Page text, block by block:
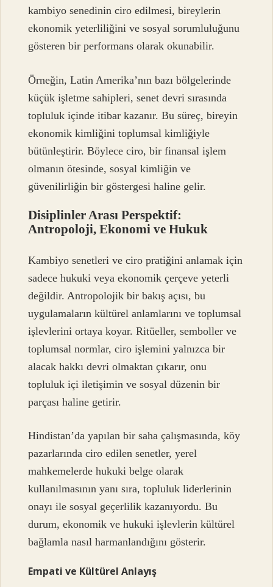
kambiyo senedinin ciro edilmesi, bireylerin
ekonomik yeterliliğini ve sosyal sorumluluğunu
gösteren bir performans olarak okunabilir.
Örneğin, Latin Amerika’nın bazı bölgelerinde
küçük işletme sahipleri, senet devri sırasında
topluluk içinde itibar kazanır. Bu süreç, bireyin
ekonomik kimliğini toplumsal kimliğiyle
bütünleştirir. Böylece ciro, bir finansal işlem
olmanın ötesinde, sosyal kimliğin ve
güvenilirliğin bir göstergesi haline gelir.
Disiplinler Arası Perspektif:
Antropoloji, Ekonomi ve Hukuk
Kambiyo senetleri ve ciro pratiğini anlamak için
sadece hukuki veya ekonomik çerçeve yeterli
değildir. Antropolojik bir bakış açısı, bu
uygulamaların kültürel anlamlarını ve toplumsal
işlevlerini ortaya koyar. Ritüeller, semboller ve
toplumsal normlar, ciro işlemini yalnızca bir
alacak hakkı devri olmaktan çıkarır, onu
topluluk içi iletişimin ve sosyal düzenin bir
parçası haline getirir.
Hindistan’da yapılan bir saha çalışmasında, köy
pazarlarında ciro edilen senetler, yerel
mahkemelerde hukuki belge olarak
kullanılmasının yanı sıra, topluluk liderlerinin
onayı ile sosyal geçerlilik kazanıyordu. Bu
durum, ekonomik ve hukuki işlevlerin kültürel
bağlamla nasıl harmanlandığını gösterir.
Empati ve Kültürel Anlayış